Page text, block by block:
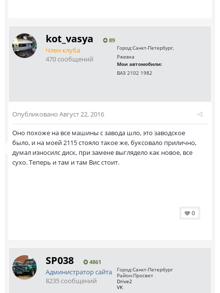
kot_vasya 89
Член клуба
470 сообщений
Город:Санкт-Петербург,
Ржевка
Мои автомобили:
ВАЗ 2102 1982
Опубликовано Август 22, 2016
Оно похоже на все машины с завода шло, это заводское
было, и на моей 2115 стояло такое же, буксовало прилично,
думал износилс диск, при замене выглядело как новое, все
сухо. Теперь и там и там Вис стоит.
0
SP038 4861
Администратор сайта
8235 сообщений
Город:Санкт-Петербург
Район:Просвет
Drive2
VK